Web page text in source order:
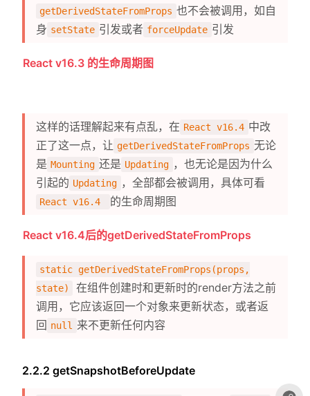
getDerivedStateFromProps 也不会被调用，如自
身 setState 引发或者 forceUpdate 引发
React v16.3 的生命周期图
这样的话理解起来有点乱，在 React v16.4 中改
正了这一点，让 getDerivedStateFromProps 无论
是 Mounting 还是 Updating ，也无论是因为什么
引起的 Updating ，全部都会被调用，具体可看
React v16.4 的生命周期图
React v16.4后的getDerivedStateFromProps
static getDerivedStateFromProps(props,
state)
在组件创建时和更新时的render方法之前
调用，它应该返回一个对象来更新状态，或者返
回 null 来不更新任何内容
2.2.2 getSnapshotBeforeUpdate